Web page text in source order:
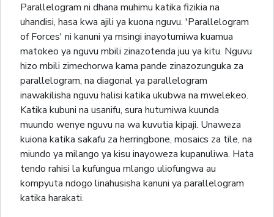
Parallelogram ni dhana muhimu katika fizikia na
uhandisi, hasa kwa ajili ya kuona nguvu. 'Parallelogram
of Forces' ni kanuni ya msingi inayotumiwa kuamua
matokeo ya nguvu mbili zinazotenda juu ya kitu. Nguvu
hizo mbili zimechorwa kama pande zinazozunguka za
parallelogram, na diagonal ya parallelogram
inawakilisha nguvu halisi katika ukubwa na mwelekeo.
Katika kubuni na usanifu, sura hutumiwa kuunda
muundo wenye nguvu na wa kuvutia kipaji. Unaweza
kuiona katika sakafu za herringbone, mosaics za tile, na
miundo ya milango ya kisu inayoweza kupanuliwa. Hata
tendo rahisi la kufungua mlango uliofungwa au
kompyuta ndogo linahusisha kanuni ya parallelogram
katika harakati.